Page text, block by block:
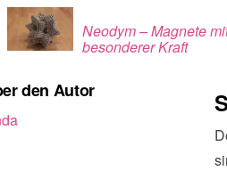
Neodym – Magnete
besonderer Kraft
den Autor